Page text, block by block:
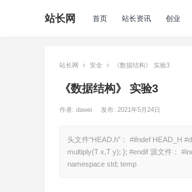
站长网 首页 站长资讯 创业
站长网 安全 《数据结构》 实验3
《数据结构》 实验3
作者: dawei 发布: 2021年5月24日
头文件“HEAD.h”： #ifndef HEAD_H
multiply(T x,T y); }; #endif 源文件：
namespace std; temp